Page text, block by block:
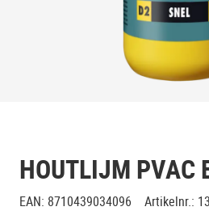
HOUTLIJM PVAC
EAN: 8710439034096 Artikelnr.: